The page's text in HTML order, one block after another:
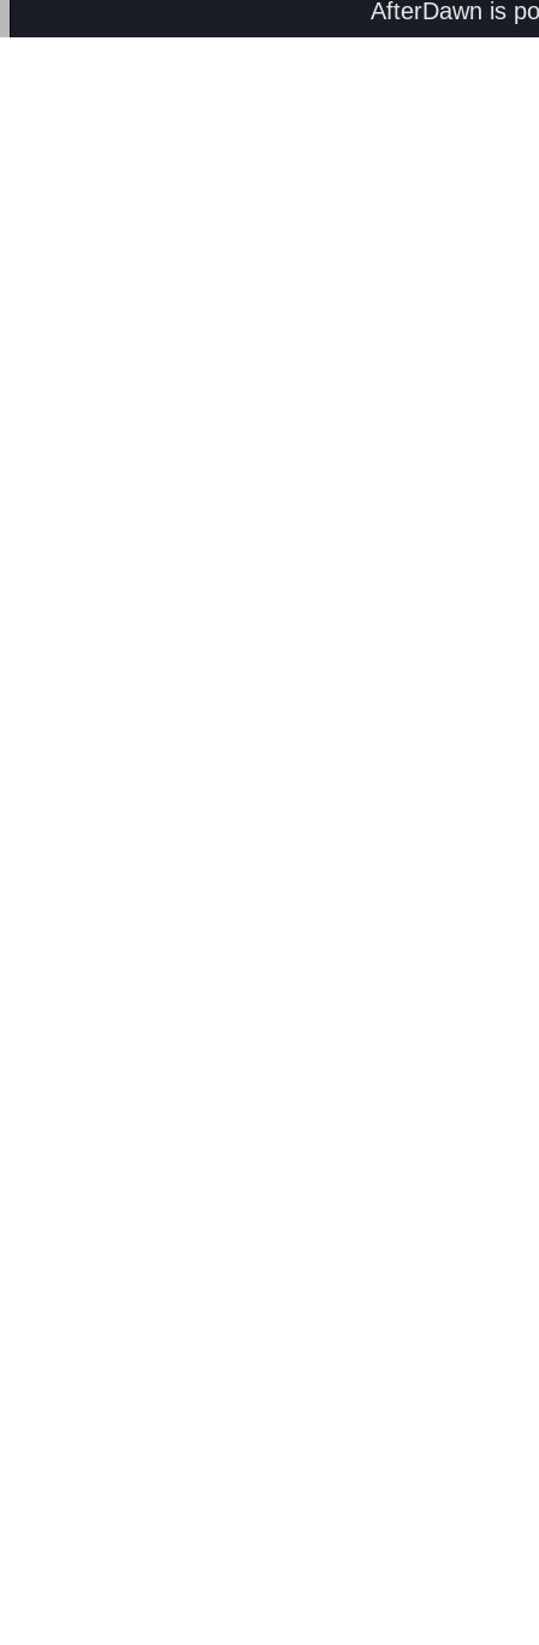
AfterDawn is